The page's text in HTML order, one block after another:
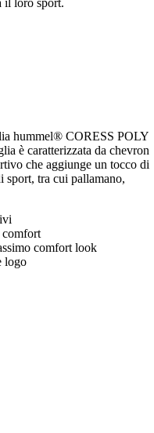
hummel® CORESS POLY
è caratterizzata da chevron
che aggiunge un tocco di
sport, tra cui pallamano,
comfort
comfort look
logo